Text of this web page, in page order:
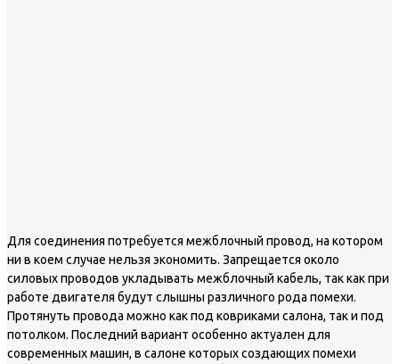
Для соединения потребуется межблочный провод, на котором
ни в коем случае нельзя экономить. Запрещается около
силовых проводов укладывать межблочный кабель, так как при
работе двигателя будут слышны различного рода помехи.
Протянуть провода можно как под ковриками салона, так и под
потолком. Последний вариант особенно актуален для
современных машин, в салоне которых создающих помехи